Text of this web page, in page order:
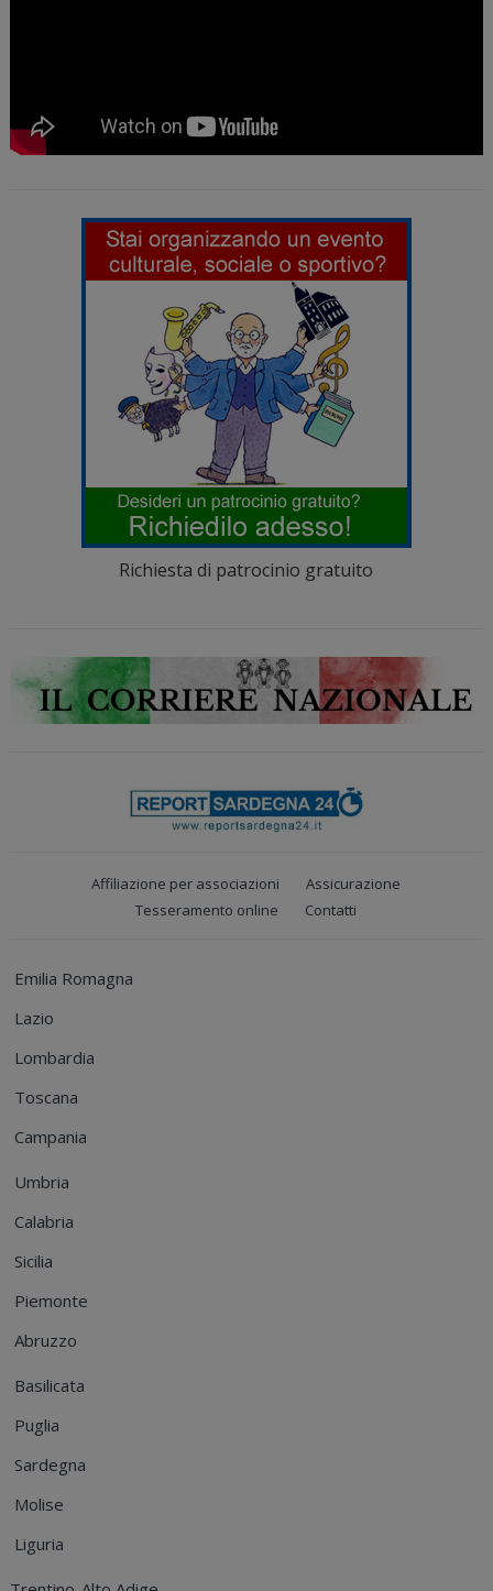
Richiesta di patrocinio gratuito
Affiliazione per associazioni
Assicurazione
Tesseramento online
Contatti
Emilia Romagna
Lazio
Lombardia
Toscana
Campania
Umbria
Calabria
Sicilia
Piemonte
Abruzzo
Basilicata
Puglia
Sardegna
Molise
Liguria